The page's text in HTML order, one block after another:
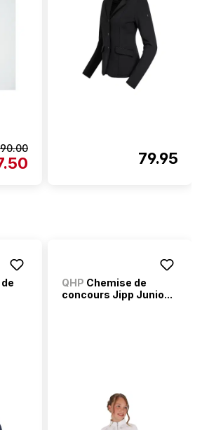
90.00
79.95
QHP Chemise de
concours Jipp Junio...